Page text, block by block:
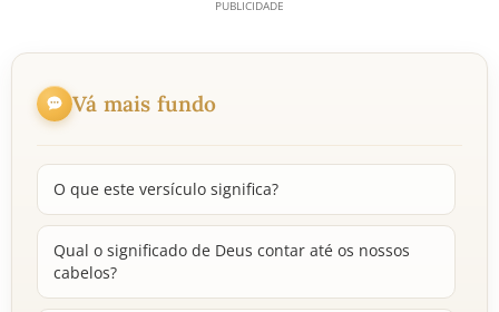
Vá mais fundo
O que este versículo significa?
Qual o significado de Deus contar até os nossos
cabelos?